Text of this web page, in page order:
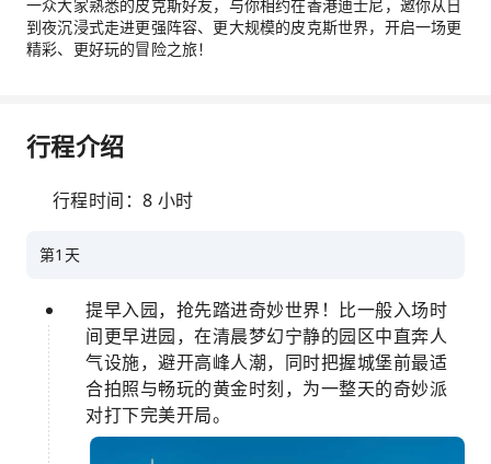
一众大家熟悉的皮克斯好友，与你相约在香港迪士尼，邀你从日
到夜沉浸式走进更强阵容、更大规模的皮克斯世界，开启一场更
精彩、更好玩的冒险之旅！
行程介绍
行程时间：8 小时
第1天
提早入园，抢先踏进奇妙世界！比一般入场时
间更早进园，在清晨梦幻宁静的园区中直奔人
气设施，避开高峰人潮，同时把握城堡前最适
合拍照与畅玩的黄金时刻，为一整天的奇妙派
对打下完美开局。